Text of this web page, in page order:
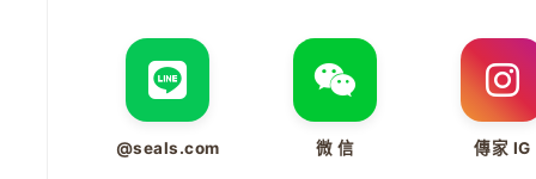
@seals.com 微 信 傳家 IG